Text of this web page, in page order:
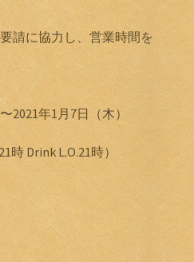
請に協力し、営業時間を
2021年1月7日（木）
時 Drink L.O.21時）